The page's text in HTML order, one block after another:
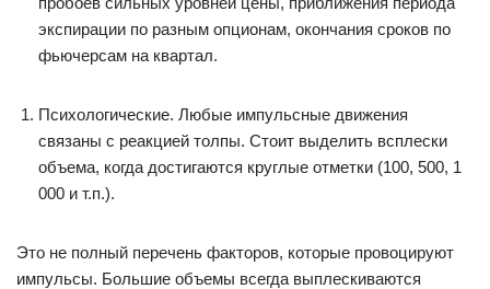
экспирации по разным опционам, окончания сроков по
фьючерсам на квартал.
Психологические. Любые импульсные движения
связаны с реакцией толпы. Стоит выделить всплески
объема, когда достигаются круглые отметки (100, 500, 1
000 и т.п.).
Это не полный перечень факторов, которые провоцируют
импульсы. Большие объемы всегда выплескиваются